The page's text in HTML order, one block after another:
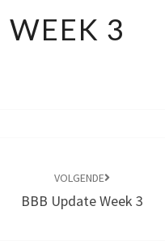
WEEK 3
VOLGENDE
BBB Update Week 3